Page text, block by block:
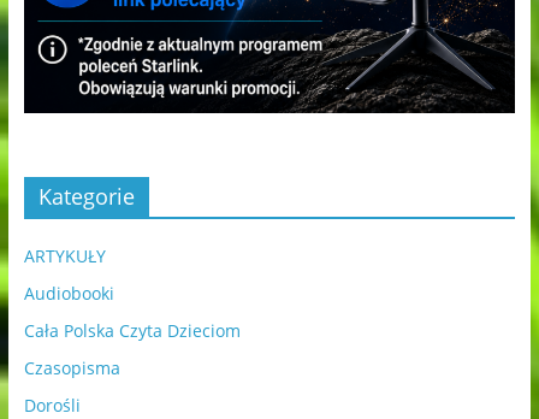
Kategorie
ARTYKUŁY
Audiobooki
Cała Polska Czyta Dzieciom
Czasopisma
Dorośli